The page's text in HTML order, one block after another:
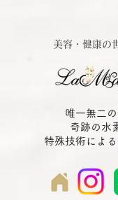
美容・健康の
唯一無二の
奇跡の水
特殊技術によ